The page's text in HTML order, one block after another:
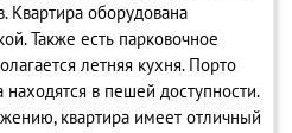
Квартира оборудована
Также есть парковочное
летняя кухня. Порто
в пешей доступности.
квартира имеет отличный